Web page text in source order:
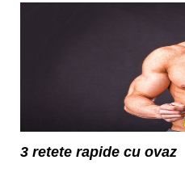
3 retete rapide cu ovaz